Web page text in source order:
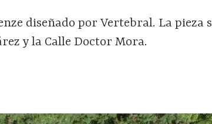
diseñado por Vertebral. La pieza
y la Calle Doctor Mora.